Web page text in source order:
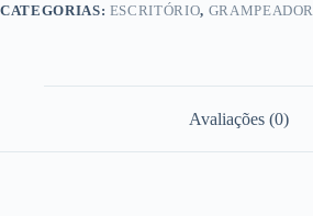
CATEGORIAS: ESCRITÓRIO, GRAMPEADOR
Avaliações (0)